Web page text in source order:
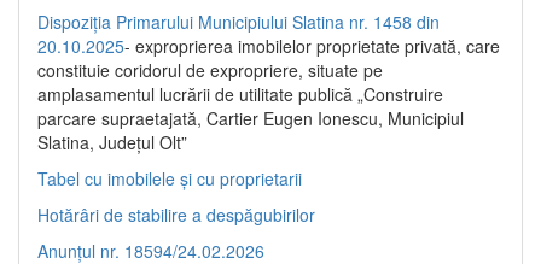
Dispoziția Primarului Municipiului Slatina nr. 1458 din
20.10.2025- exproprierea imobilelor proprietate privată, care
constituie coridorul de expropriere, situate pe
amplasamentul lucrării de utilitate publică „Construire
parcare supraetajată, Cartier Eugen Ionescu, Municipiul
Slatina, Județul Olt”
Tabel cu imobilele și cu proprietarii
Hotărâri de stabilire a despăgubirilor
Anunțul nr. 18594/24.02.2026